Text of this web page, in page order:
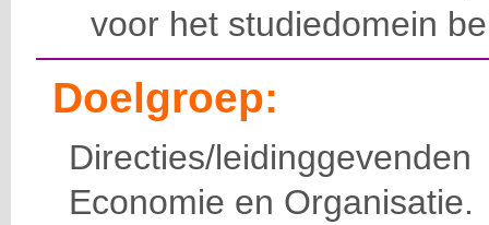
voor het studiedomein
Doelgroep:
Directies/
Economie en Organisatie.